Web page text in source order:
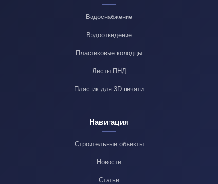
Водоснабжение
Водоотведение
Пластиковые колодцы
Листы ПНД
Пластик для 3D печати
Навигация
Строительные объекты
Новости
Статьи